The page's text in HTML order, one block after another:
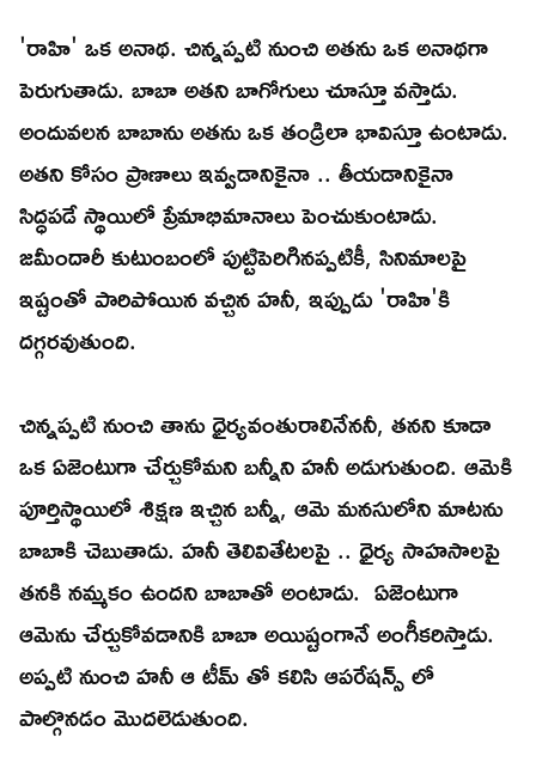
'రాహి' ఒక అనాథ. చిన్నప్పటి నుంచి అతను ఒక అనాథగా
పెరుగుతాడు. బాబా అతని బాగోగులు చూస్తూ వస్తాడు.
అందువలన బాబాను అతను ఒక తండ్రిలా భావిస్తూ ఉంటాడు.
అతని కోసం ప్రాణాలు ఇవ్వడానికైనా .. తీయడానికైనా
సిద్ధపడే స్థాయిలో ప్రేమాభిమానాలు పెంచుకుంటాడు.
జమీందారీ కుటుంబంలో పుట్టిపెరిగినప్పటికీ, సినిమాలపై
ఇష్టంతో పారిపోయిన వచ్చిన హనీ, ఇప్పుడు 'రాహి'కి
దగ్గరవుతుంది.
చిన్నప్పటి నుంచి తాను ధైర్యవంతురాలినేననీ, తనని కూడా
ఒక ఏజెంటుగా చేర్చుకోమని బన్నీని హనీ అడుగుతుంది. ఆమెకి
పూర్తిస్థాయిలో శిక్షణ ఇచ్చిన బన్నీ, ఆమె మనసులోని మాటను
బాబాకి చెబుతాడు. హనీ తెలివితేటలపై .. ధైర్య సాహసాలపై
తనకి నమ్మకం ఉందని బాబాతో అంటాడు. ఏజెంటుగా
ఆమెను చేర్చుకోవడానికి బాబా అయిష్టంగానే అంగీకరిస్తాడు.
అప్పటి నుంచి హనీ ఆ టీమ్ తో కలిసి ఆపరేషన్స్ లో
పాల్గొనడం మొదలెడుతుంది.